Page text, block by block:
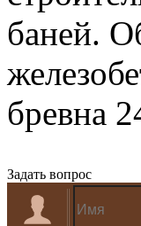
баней.
бревна
Задать вопрос